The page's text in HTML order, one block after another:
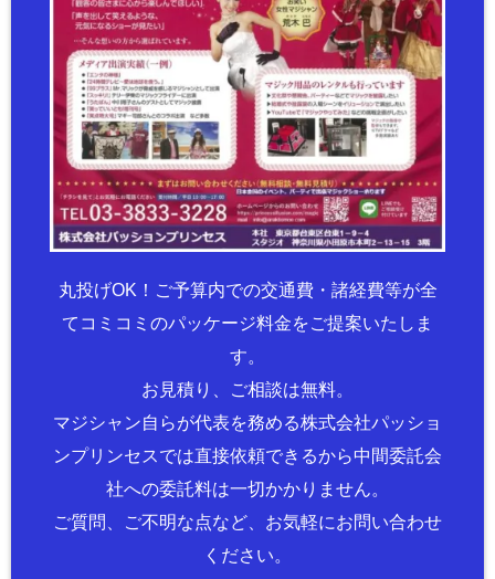
丸投げOK！ご予算内での交通費・諸経費等が全
てコミコミのパッケージ料金をご提案いたしま
す。
お見積り、ご相談は無料。
マジシャン自らが代表を務める株式会社パッショ
ンプリンセスでは直接依頼できるから中間委託会
社への委託料は一切かかりません。
ご質問、ご不明な点など、お気軽にお問い合わせ
ください。